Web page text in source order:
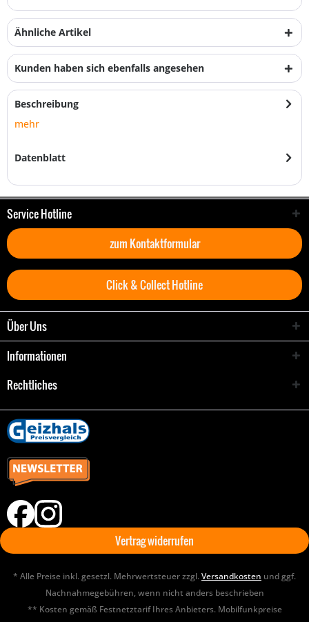
Ähnliche Artikel
Kunden haben sich ebenfalls angesehen
Beschreibung
mehr
Datenblatt
Service Hotline
zum Kontaktformular
Click & Collect Hotline
Über Uns
Informationen
Rechtliches
Vertrag widerrufen
* Alle Preise inkl. gesetzl. Mehrwertsteuer zzgl.Versandkosten und ggf.
Nachnahmegebühren, wenn nicht anders beschrieben
** Kosten gemäß Festnetztarif Ihres Anbieters. Mobilfunkpreise